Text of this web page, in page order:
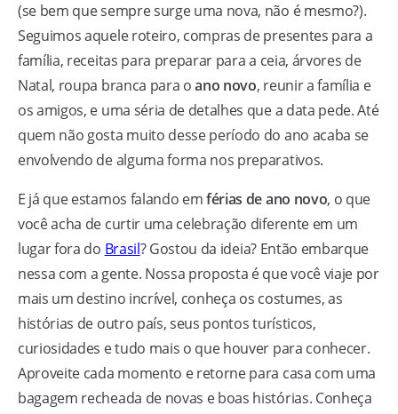
(se bem que sempre surge uma nova, não é mesmo?).
Seguimos aquele roteiro, compras de presentes para a
família, receitas para preparar para a ceia, árvores de
Natal, roupa branca para oano novo, reunir a família e
os amigos, e uma séria de detalhes que a data pede. Até
quem não gosta muito desse período do ano acaba se
envolvendo de alguma forma nos preparativos.
E já que estamos falando emférias de ano novo, o que
você acha de curtir uma celebração diferente em um
lugar fora do Brasil? Gostou da ideia? Então embarque
nessa com a gente. Nossa proposta é que você viaje por
mais um destino incrível, conheça os costumes, as
histórias de outro país, seus pontos turísticos,
curiosidades e tudo mais o que houver para conhecer.
Aproveite cada momento e retorne para casa com uma
bagagem recheada de novas e boas histórias. Conheça